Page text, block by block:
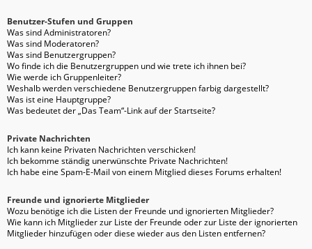
Benutzer-Stufen und Gruppen
Was sind Administratoren?
Was sind Moderatoren?
Was sind Benutzergruppen?
Wo finde ich die Benutzergruppen und wie trete ich ihnen bei?
Wie werde ich Gruppenleiter?
Weshalb werden verschiedene Benutzergruppen farbig dargestellt?
Was ist eine Hauptgruppe?
Was bedeutet der „Das Team“-Link auf der Startseite?
Private Nachrichten
Ich kann keine Privaten Nachrichten verschicken!
Ich bekomme ständig unerwünschte Private Nachrichten!
Ich habe eine Spam-E-Mail von einem Mitglied dieses Forums erhalten!
Freunde und ignorierte Mitglieder
Wozu benötige ich die Listen der Freunde und ignorierten Mitglieder?
Wie kann ich Mitglieder zur Liste der Freunde oder zur Liste der ignorierten
Mitglieder hinzufügen oder diese wieder aus den Listen entfernen?